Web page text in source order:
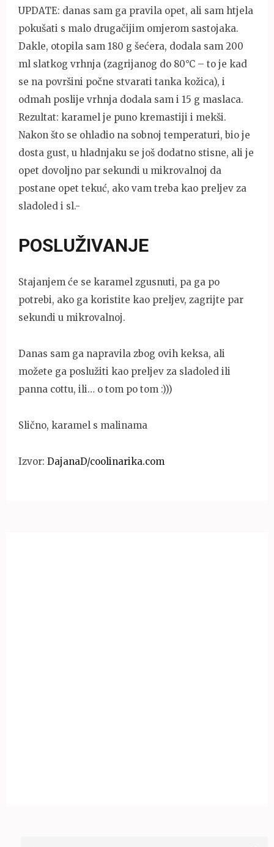
UPDATE: danas sam ga pravila opet, ali sam htjela
pokušati s malo drugačijim omjerom sastojaka.
Dakle, otopila sam 180 g šećera, dodala sam 200
ml slatkog vrhnja (zagrijanog do 80°C – to je kad
se na površini počne stvarati tanka kožica), i
odmah poslije vrhnja dodala sam i 15 g maslaca.
Rezultat: karamel je puno kremastiji i mekši.
Nakon što se ohladio na sobnoj temperaturi, bio je
dosta gust, u hladnjaku se još dodatno stisne, ali je
opet dovoljno par sekundi u mikrovalnoj da
postane opet tekuć, ako vam treba kao preljev za
sladoled i sl.-
POSLUŽIVANJE
Stajanjem će se karamel zgusnuti, pa ga po
potrebi, ako ga koristite kao preljev, zagrijte par
sekundi u mikrovalnoj.
Danas sam ga napravila zbog ovih keksa, ali
možete ga poslužiti kao preljev za sladoled ili
panna cottu, ili… o tom po tom :)))
Slično, karamel s malinama
Izvor: DajanaD/coolinarika.com